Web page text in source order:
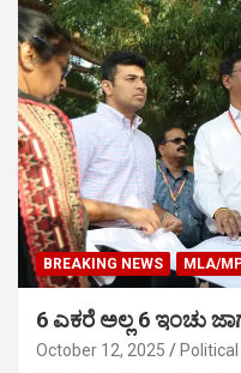
BREAKING NEWS MLA/
6 ಎಕರೆ ಅಲ್ಲ 6 ಇಂಚು
October 12, 2025